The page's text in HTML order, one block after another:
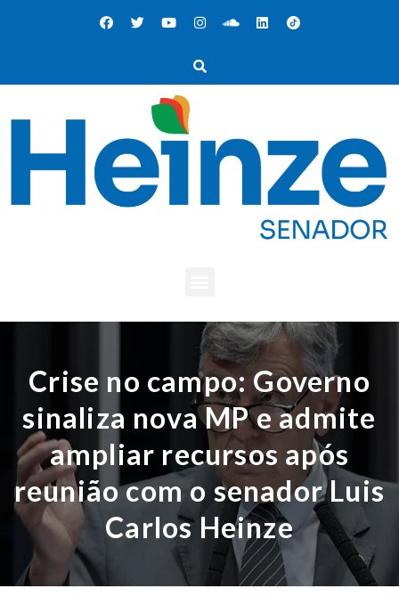
Crise no campo: Governo
sinaliza nova MP e admite
ampliar recursos após
reunião com o senador Luis
Carlos Heinze